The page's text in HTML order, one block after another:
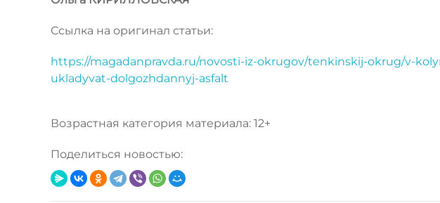
Ссылка на оригинал статьи:
https://magadanpravda.ru/novosti-iz-okrugov/tenkinskij-okrug/v-
ukladyvat-dolgozhdannyj-asfalt
Возрастная категория материала: 12+
Поделиться новостью: